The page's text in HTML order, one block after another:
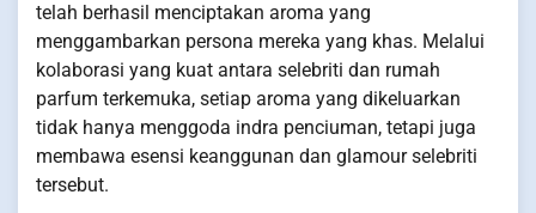
telah berhasil menciptakan aroma yang
menggambarkan persona mereka yang khas. Melalui
kolaborasi yang kuat antara selebriti dan rumah
parfum terkemuka, setiap aroma yang dikeluarkan
tidak hanya menggoda indra penciuman, tetapi juga
membawa esensi keanggunan dan glamour selebriti
tersebut.